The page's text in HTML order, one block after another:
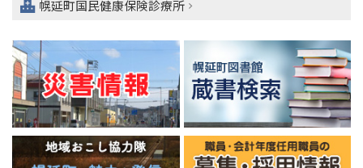
幌延町国民健康保険診療所